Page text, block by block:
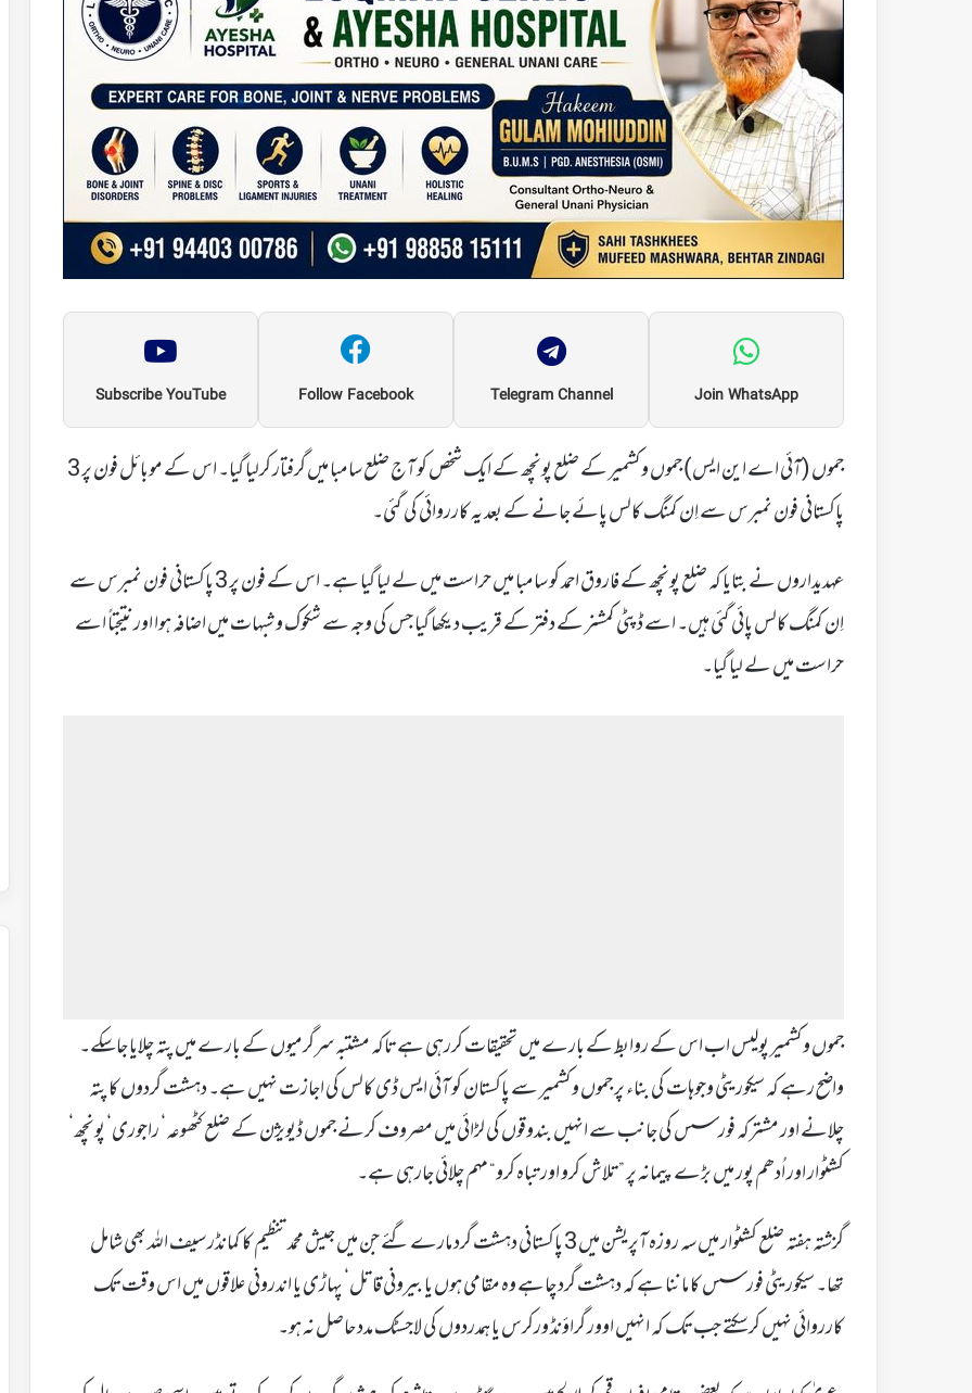
Join WhatsApp
Telegram Channel
Follow Facebook
Subscribe YouTube
جموں (آئی اے این ایس) جموں وکشمیر کے ضلع پونچھ کے ایک شخص کو آج ضلع سامبا میں گرفتار کرلیا گیا۔ اس کے موبائل فون پر 3
پاکستانی فون نمبرس سے اِن کمنگ کالس پائے جانے کے بعد یہ کارروائی کی گئی۔
عہدیداروں نے بتایا کہ ضلع پونچھ کے فاروق احمد کو سامبا میں حراست میں لے لیا گیا ہے۔ اس کے فون پر 3 پاکستانی فون نمبرس سے
اِن کمنگ کالس پائی گئی ہیں۔ اسے ڈپٹی کمشنر کے دفتر کے قریب دیکھا گیا جس کی وجہ سے شکوک و شبہات میں اضافہ ہوا اور نتیجتاً اسے
حراست میں لے لیا گیا۔
جموں وکشمیر پولیس اب اس کے روابط کے بارے میں تحقیقات کررہی ہے تاکہ مشتبہ سرگرمیوں کے بارے میں پتہ چلایا جاسکے۔
واضح رہے کہ سیکوریٹی وجوہات کی بناء پر جموں وکشمیر سے پاکستان کو آئی ایس ڈی کالس کی اجازت نہیں ہے۔ دہشت گردوں کا پتہ
چلانے اور مشترکہ فورسس کی جانب سے انہیں بندوقوں کی لڑائی میں مصروف کرنے جموں ڈیویژن کے ضلع کٹھوعہ‘ راجوری‘ پونچھ‘
کشٹوار اور اُدھم پور میں بڑے پیمانہ پر ”تلاش کرو اور تباہ کرو“ مہم چلائی جارہی ہے۔
گزشتہ ہفتہ ضلع کشٹوار میں سہ روزہ آپریشن میں 3 پاکستانی دہشت گرد مارے گئے جن میں جیش محمد تنظیم کا کمانڈر سیف اللہ بھی شامل
تھا۔ سیکوریٹی فورسس کا ماننا ہے کہ دہشت گرد چاہے وہ مقامی ہوں یا بیرونی قاتل‘ پہاڑی یا اندرونی علاقوں میں اس وقت تک
کارروائی نہیں کرسکتے جب تک کہ انہیں اوور گراؤنڈ ورکرس یا ہمدردوں کی لاجسٹک مدد حاصل نہ ہو۔